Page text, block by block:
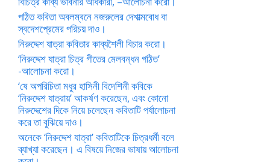
পঠিত কবিতা অবলম্বনে নজরুলের দেশাত্মবোধ বা
স্বদেশপ্রেমের পরিচয় দাও।
নিরুদ্দেশ যাত্রা কবিতার কাব্যশৈলী বিচার করো।
‘নিরুদ্দেশ যাত্রা চিত্র গীতের মেলবন্ধন গঠিত’
-আলোচনা করো।
‘ষে অপরিচিতা মধুর হাসিনী বিদেশিনী কবিকে
‘নিরুদ্দেশ যাত্রায়’ আকর্ষণ করেছেন, এবং কোনো
নিরুদ্দেশের দিকে নিয়ে চলেছেন কবিতাটি পর্যালোচনা
করে তা বুঝিয়ে দাও।
অনেকে ‘নিরুদ্দেশ যাত্রা’ কবিতাটিকে চিত্রধর্মী বলে
ব্যাখ্যা করেছেন। এ বিষয়ে নিজের ভাষায় আলোচনা